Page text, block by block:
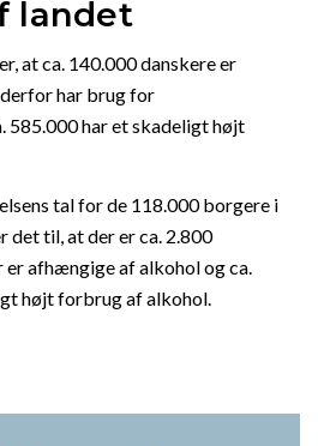
landet
at ca. 140.000 danskere er
har brug for
585.000 har et skadeligt højt
tal for de 118.000 borgere i
det til, at der er ca. 2.800
afhængige af alkohol og ca.
højt forbrug af alkohol.